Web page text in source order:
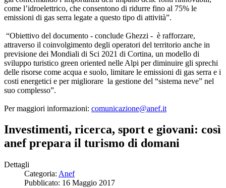
come l’idroelettrico, che consentono di ridurre fino al 75% le
emissioni di gas serra legate a questo tipo di attività”.
“Obiettivo del documento - conclude Ghezzi - è rafforzare,
attraverso il coinvolgimento degli operatori del territorio anche in
previsione dei Mondiali di Sci 2021 di Cortina, un modello di
sviluppo turistico green oriented nelle Alpi per diminuire gli sprechi
delle risorse come acqua e suolo, limitare le emissioni di gas serra e i
costi energetici e per migliorare la gestione del “sistema neve” nel
suo complesso”.
Per maggiori informazioni: comunicazione@anef.it
Investimenti, ricerca, sport e giovani: così
anef prepara il turismo di domani
Dettagli
Categoria: Anef
Pubblicato: 16 Maggio 2017